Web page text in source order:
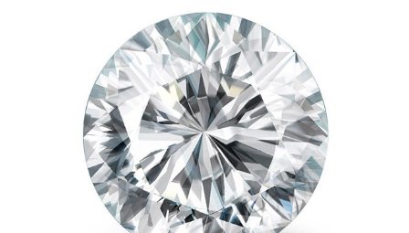
ROYAL DIAMONDS
Diamenty | Biżuteria | Kamienie dla jubilerów
SALON SPRZEDAŻY